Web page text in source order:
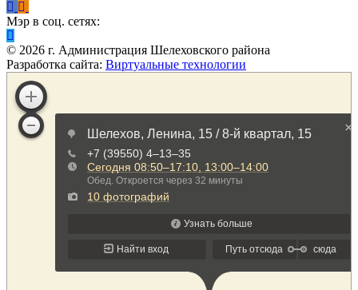
Мэр в соц. сетях:
© 2026 г. Администрация Шелеховского района
Разработка сайта: Виртуальные технологии